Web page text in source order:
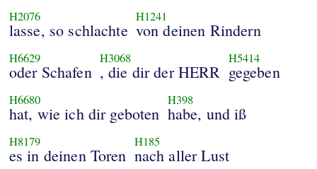
H2076
lasse, so schlachte
H1241
von deinen Rindern
H6629
oder Schafen
H3068
, die dir der HERR
H5414
gegeben
H6680
hat, wie ich dir geboten
H398
habe, und iß
H8179
es in deinen Toren
H185
nach aller Lust